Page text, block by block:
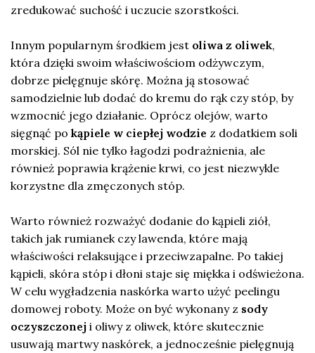
zredukować suchość i uczucie szorstkości.
Innym popularnym środkiem jest oliwa z oliwek,
która dzięki swoim właściwościom odżywczym,
dobrze pielęgnuje skórę. Można ją stosować
samodzielnie lub dodać do kremu do rąk czy stóp, by
wzmocnić jego działanie. Oprócz olejów, warto
sięgnąć po kąpiele w ciepłej wodzie z dodatkiem soli
morskiej. Sól nie tylko łagodzi podrażnienia, ale
również poprawia krążenie krwi, co jest niezwykle
korzystne dla zmęczonych stóp.
Warto również rozważyć dodanie do kąpieli ziół,
takich jak rumianek czy lawenda, które mają
właściwości relaksujące i przeciwzapalne. Po takiej
kąpieli, skóra stóp i dłoni staje się miękka i odświeżona.
W celu wygładzenia naskórka warto użyć peelingu
domowej roboty. Może on być wykonany z sody
oczyszczonej i oliwy z oliwek, które skutecznie
usuwają martwy naskórek, a jednocześnie pielęgnują